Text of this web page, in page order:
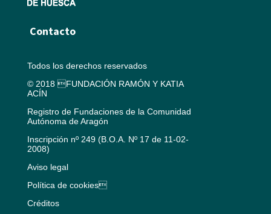
Contacto
Todos los derechos reservados
© 2018 FUNDACIÓN RAMÓN Y KATIA
ACÍN
Registro de Fundaciones de la Comunidad
Autónoma de Aragón
Inscripción nº 249 (B.O.A. Nº 17 de 11-02-
2008)
Aviso legal
Política de cookies
Créditos